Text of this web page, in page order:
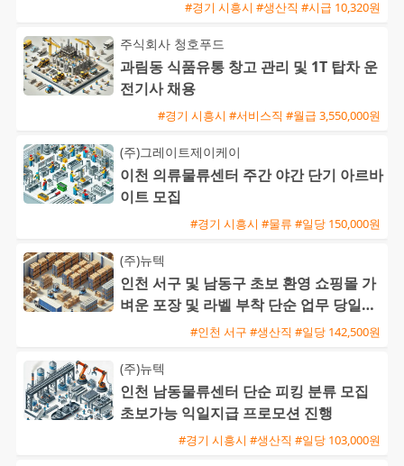
#경기 시흥시 #생산직 #시급 10,320원
주식회사 청호푸드
과림동 식품유통 창고 관리 및 1T 탑차 운
전기사 채용
#경기 시흥시 #서비스직 #월급 3,550,000원
(주)그레이트제이케이
이천 의류물류센터 주간 야간 단기 아르바
이트 모집
#경기 시흥시 #물류 #일당 150,000원
(주)뉴텍
인천 서구 및 남동구 초보 환영 쇼핑몰 가
벼운 포장 및 라벨 부착 단순 업무 당일지
#인천 서구 #생산직 #일당 142,500원
(주)뉴텍
인천 남동물류센터 단순 피킹 분류 모집
초보가능 익일지급 프로모션 진행
#경기 시흥시 #생산직 #일당 103,000원